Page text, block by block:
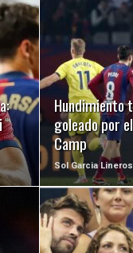
Hundimiento
goleado por
Camp
Sol Garcia Lineros